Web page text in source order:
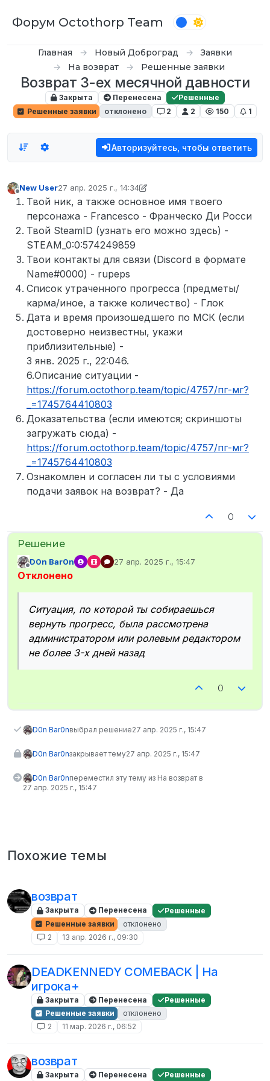
Форум Octothorp Team
Главная Новый Доброград
Заявки
На возврат
Решенные заявки
Возврат 3-ех месячной давности
Закрыта Перенесена
Решенные
Решенные заявки
отклонено 2 2 150 1
Авторизуйтесь, чтобы ответить
Не в сети
New User27 апр. 2025 г., 14:34
отредактировано D0n Bar0n
Твой ник, а также основное имя твоего
персонажа - Francesco - Франческо Ди Росси
Твой SteamID (узнать его можно здесь) -
STEAM_0:0:574249859
Твои контакты для связи (Discord в формате
Name#0000) - rupeps
Список утраченного прогресса (предметы/
карма/иное, а также количество) - Глок
Дата и время произошедшего по МСК (если
достоверно неизвестны, укажи
приблизительные) -
3 янв. 2025 г., 22:046.
6.Описание ситуации -
https://forum.octothorp.team/topic/4757/пг-мг?
_=1745764410803
Доказательства (если имеются; скриншоты
загружать сюда) -
https://forum.octothorp.team/topic/4757/пг-мг?
_=1745764410803
Ознакомлен и согласен ли ты с условиями
подачи заявок на возврат? - Да
0
Не в сети
D0n Bar0n 27 апр. 2025 г., 15:47
отредактировано
Отклонено
Ситуация, по которой ты собираешься
вернуть прогресс, была рассмотрена
администратором или ролевым редактором
не более 3-х дней назад
0
D0n Bar0nвыбрал решение27 апр. 2025 г., 15:47
D0n Bar0nзакрывает тему27 апр. 2025 г., 15:47
D0n Bar0nпереместил эту тему из На возврат в
27 апр. 2025 г., 15:47
Похожие темы
возврат
Закрыта Перенесена
Решенные
Решенные заявки
отклонено
2
13 апр. 2026 г., 09:30
DEADKENNEDY COMEBACK | На
игрока+
Закрыта Перенесена
Решенные
Решенные заявки
отклонено
2
11 мар. 2026 г., 06:52
возврат
Закрыта Перенесена Решенные